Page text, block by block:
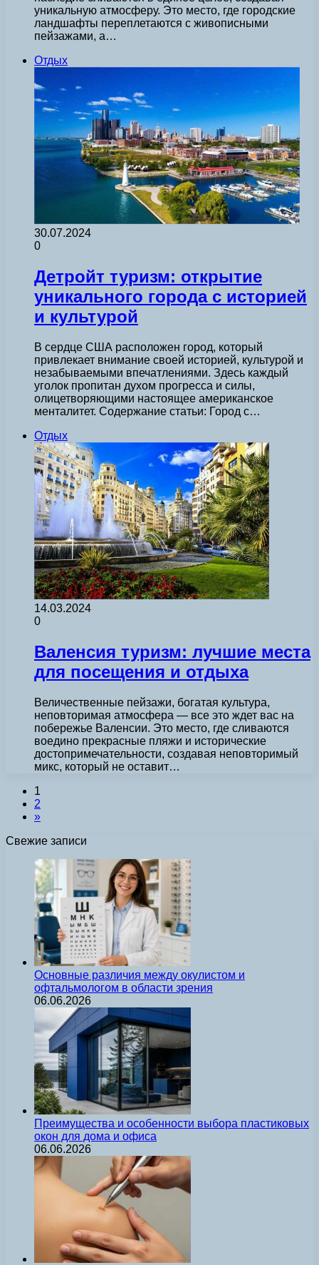
уникальную атмосферу. Это место, где городские
ландшафты переплетаются с живописными
пейзажами, а…
Отдых
30.07.2024
0
Детройт туризм: открытие
уникального города с историей
и культурой
В сердце США расположен город, который
привлекает внимание своей историей, культурой и
незабываемыми впечатлениями. Здесь каждый
уголок пропитан духом прогресса и силы,
олицетворяющими настоящее американское
менталитет. Содержание статьи: Город с…
Отдых
14.03.2024
0
Валенсия туризм: лучшие места
для посещения и отдыха
Величественные пейзажи, богатая культура,
неповторимая атмосфера — все это ждет вас на
побережье Валенсии. Это место, где сливаются
воедино прекрасные пляжи и исторические
достопримечательности, создавая неповторимый
микс, который не оставит…
1
2
»
Свежие записи
Основные различия между окулистом и
офтальмологом в области зрения
06.06.2026
Преимущества и особенности выбора пластиковых
окон для дома и офиса
06.06.2026